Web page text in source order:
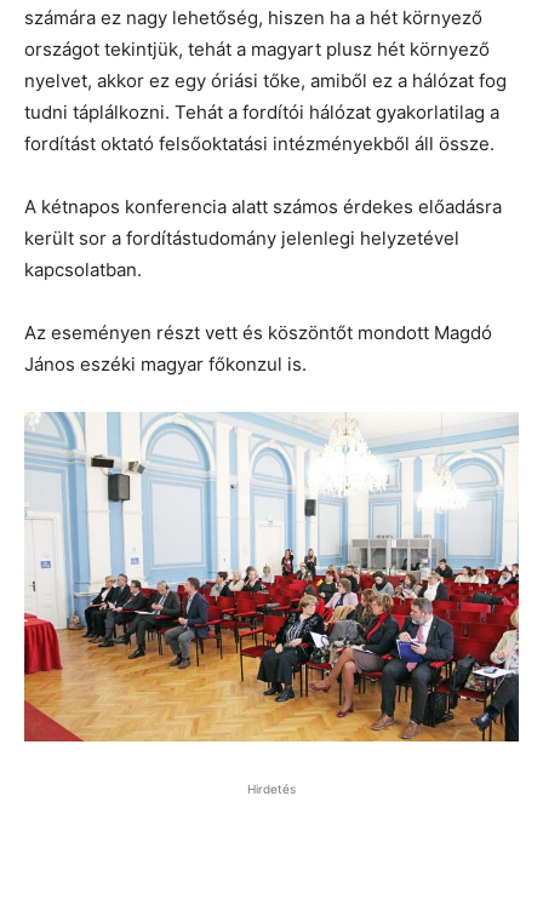
számára ez nagy lehetőség, hiszen ha a hét környező
országot tekintjük, tehát a magyart plusz hét környező
nyelvet, akkor ez egy óriási tőke, amiből ez a hálózat fog
tudni táplálkozni. Tehát a fordítói hálózat gyakorlatilag a
fordítást oktató felsőoktatási intézményekből áll össze.
A kétnapos konferencia alatt számos érdekes előadásra
került sor a fordítástudomány jelenlegi helyzetével
kapcsolatban.
Az eseményen részt vett és köszöntőt mondott Magdó
János eszéki magyar főkonzul is.
Hirdetés